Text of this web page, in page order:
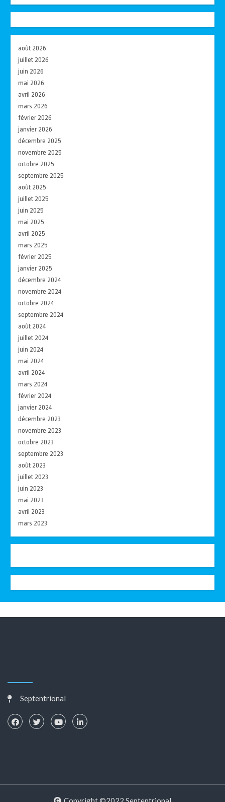
août 2026
juillet 2026
juin 2026
mai 2026
avril 2026
mars 2026
février 2026
janvier 2026
décembre 2025
novembre 2025
octobre 2025
septembre 2025
août 2025
juillet 2025
juin 2025
mai 2025
avril 2025
mars 2025
février 2025
janvier 2025
décembre 2024
novembre 2024
octobre 2024
septembre 2024
août 2024
juillet 2024
juin 2024
mai 2024
avril 2024
mars 2024
février 2024
janvier 2024
décembre 2023
novembre 2023
octobre 2023
septembre 2023
août 2023
juillet 2023
juin 2023
mai 2023
avril 2023
mars 2023
Septentrional